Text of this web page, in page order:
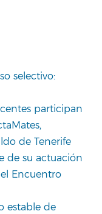
selectivo:
participan
de Tenerife
de su actuación
Encuentro
estable de